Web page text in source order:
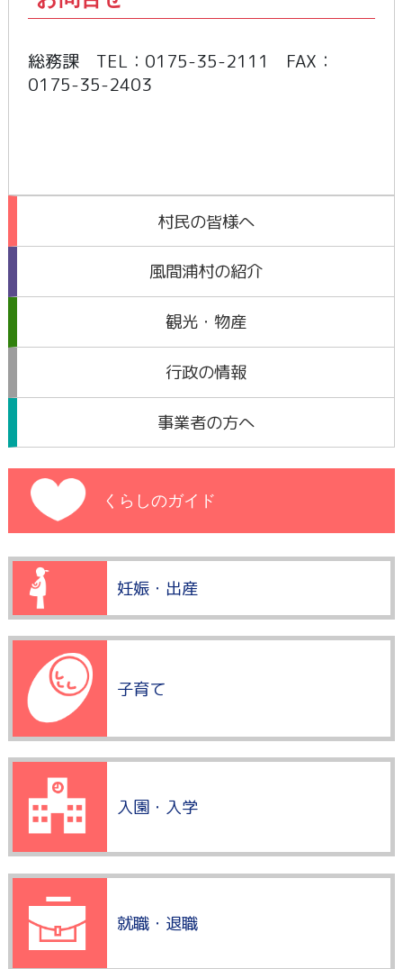
総務課 TEL：0175-35-2111 FAX：
0175-35-2403
村民の皆様へ
風間浦村の紹介
観光・物産
行政の情報
事業者の方へ
くらしのガイド
妊娠・出産
子育て
入園・入学
就職・退職